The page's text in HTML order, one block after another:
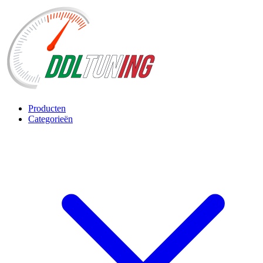
Producten
Categorieën